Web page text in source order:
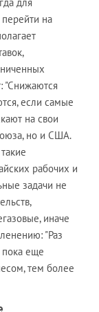
на
"Снижаются
если самые
на свои
но и США.
рабочих и
задачи не
иначе
"Раз
пока еще
тем более